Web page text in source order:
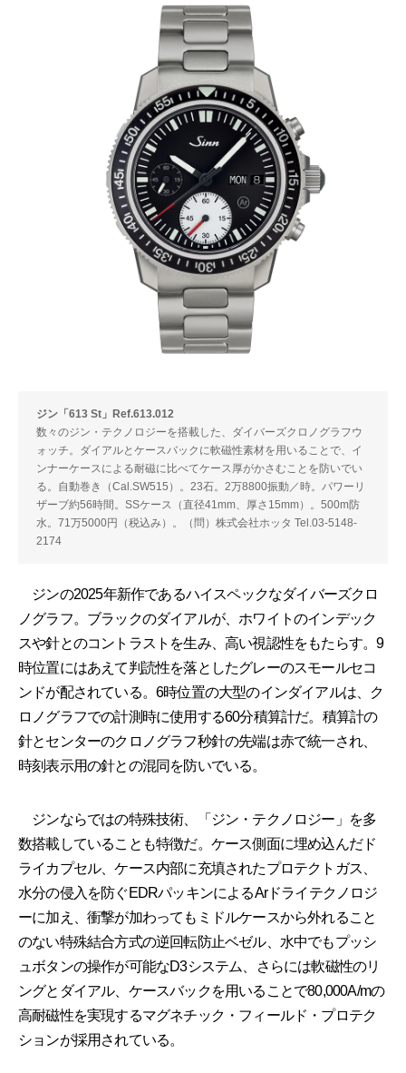
ジン「613 St」Ref.613.012
数々のジン・テクノロジーを搭載した、ダイバーズクロノグラフウ
ォッチ。ダイアルとケースバックに軟磁性素材を用いることで、イ
ンナーケースによる耐磁に比べてケース厚がかさむことを防いでい
る。自動巻き（Cal.SW515）。23石。2万8800振動／時。パワーリ
ザーブ約56時間。SSケース（直径41mm、厚さ15mm）。500m防
水。71万5000円（税込み）。（問）株式会社ホッタ Tel.03-5148-
2174
ジンの2025年新作であるハイスペックなダイバーズクロ
ノグラフ。ブラックのダイアルが、ホワイトのインデック
スや針とのコントラストを生み、高い視認性をもたらす。9
時位置にはあえて判読性を落としたグレーのスモールセコ
ンドが配されている。6時位置の大型のインダイアルは、ク
ロノグラフでの計測時に使用する60分積算計だ。積算計の
針とセンターのクロノグラフ秒針の先端は赤で統一され、
時刻表示用の針との混同を防いでいる。
ジンならではの特殊技術、「ジン・テクノロジー」を多
数搭載していることも特徴だ。ケース側面に埋め込んだド
ライカプセル、ケース内部に充填されたプロテクトガス、
水分の侵入を防ぐEDRパッキンによるArドライテクノロジ
ーに加え、衝撃が加わってもミドルケースから外れること
のない特殊結合方式の逆回転防止ベゼル、水中でもプッシ
ュボタンの操作が可能なD3システム、さらには軟磁性のリ
ングとダイアル、ケースバックを用いることで80,000A/mの
高耐磁性を実現するマグネチック・フィールド・プロテク
ションが採用されている。